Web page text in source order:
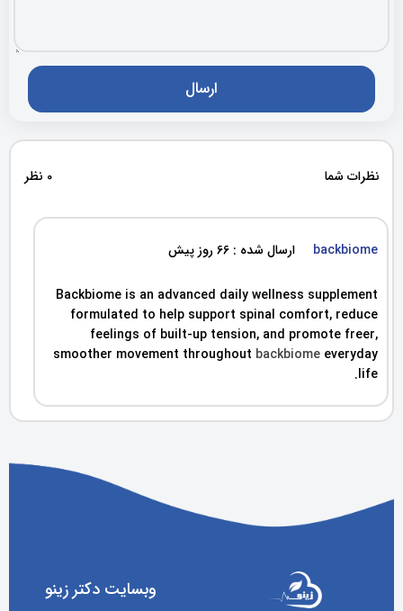
نظرات شما 0 نظر
backbiome ارسال شده : 66 روز پیش
Backbiome is an advanced daily wellness supplement
formulated to help support spinal comfort, reduce
feelings of built-up tension, and promote freer,
smoother movement throughout backbiome everyday
life.
وبسایت دکتر زینو